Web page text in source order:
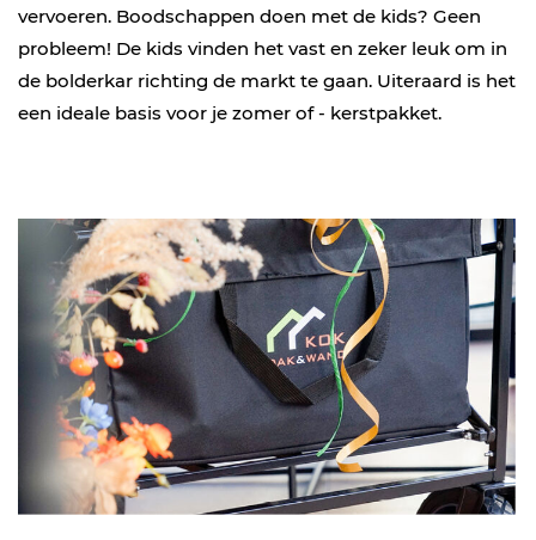
vervoeren. Boodschappen doen met de kids? Geen
probleem! De kids vinden het vast en zeker leuk om in
de bolderkar richting de markt te gaan. Uiteraard is het
een ideale basis voor je zomer of - kerstpakket.